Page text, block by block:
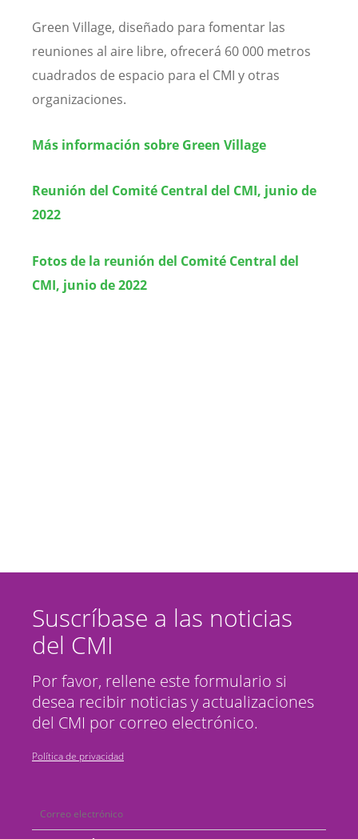
Green Village, diseñado para fomentar las
reuniones al aire libre, ofrecerá 60 000 metros
cuadrados de espacio para el CMI y otras
organizaciones.
Más información sobre Green Village
Reunión del Comité Central del CMI, junio de
2022
Fotos de la reunión del Comité Central del
CMI, junio de 2022
Suscríbase a las noticias
del CMI
Por favor, rellene este formulario si
desea recibir noticias y actualizaciones
del CMI por correo electrónico.
Política de privacidad